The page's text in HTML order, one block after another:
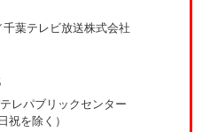
葉テレビ放送株式会社
レパブリックセンター
祝を除く）